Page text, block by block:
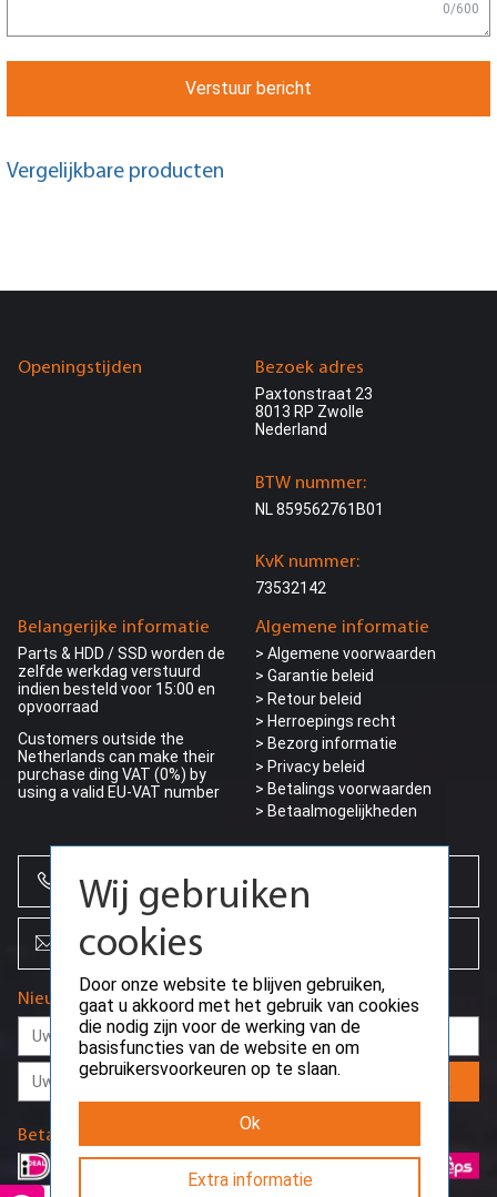
0/600
Verstuur bericht
Vergelijkbare producten
Openingstijden
Belangerijke informatie
Parts & HDD / SSD worden de
zelfde werkdag verstuurd
indien besteld voor 15:00 en
opvoorraad
Customers outside the
Netherlands can make their
purchase ding VAT (0%) by
using a valid EU-VAT number
Algemene informatie
> Algemene voorwaarden
> Garantie beleid
> Retour beleid
> Herroepings recht
> Bezorg informatie
> Privacy beleid
> Betalings voorwaarden
> Betaalmogelijkheden
Bezoek adres
Paxtonstraat 23
8013 RP Zwolle
Nederland
BTW nummer:
NL 859562761B01
KvK nummer:
73532142
+31 (0)85 864 0777
info@creoserver.com
Nieuwsbrief
Betaalmethodes
Wij gebruiken
cookies
Door onze website te blijven gebruiken,
gaat u akkoord met het gebruik van cookies
die nodig zijn voor de werking van de
basisfuncties van de website en om
gebruikersvoorkeuren op te slaan.
Ok
Extra informatie